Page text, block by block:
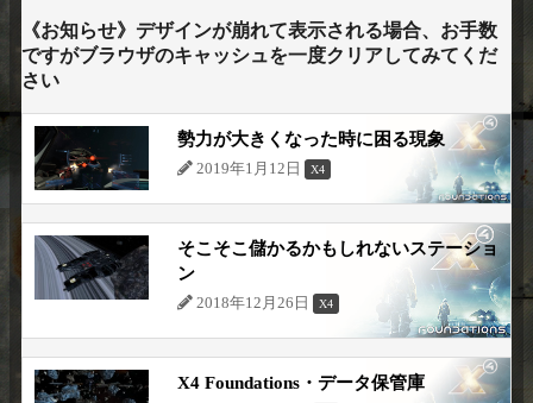
《お知らせ》デザインが崩れて表示される場合、お手数
ですがブラウザのキャッシュを一度クリアしてみてくだ
さい
勢力が大きくなった時に困る現象
2019年1月12日 X4
そこそこ儲かるかもしれないステーショ
ン
2018年12月26日 X4
X4 Foundations・データ保管庫